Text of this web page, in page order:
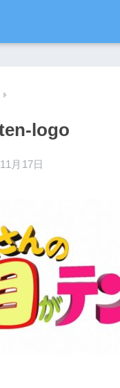
logo
月17日